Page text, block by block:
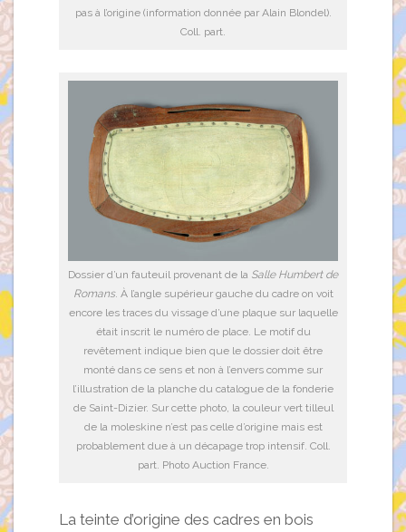
pas à l’origine (information donnée par Alain Blondel).
Coll. part.
Dossier d’un fauteuil provenant de la Salle Humbert de
Romans. À l’angle supérieur gauche du cadre on voit
encore les traces du vissage d’une plaque sur laquelle
était inscrit le numéro de place. Le motif du
revêtement indique bien que le dossier doit être
monté dans ce sens et non à l’envers comme sur
l’illustration de la planche du catalogue de la fonderie
de Saint-Dizier. Sur cette photo, la couleur vert tilleul
de la moleskine n’est pas celle d’origine mais est
probablement due à un décapage trop intensif. Coll.
part. Photo Auction France.
La teinte d’origine des cadres en bois